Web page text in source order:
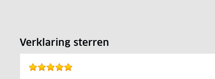
Verklaring sterren